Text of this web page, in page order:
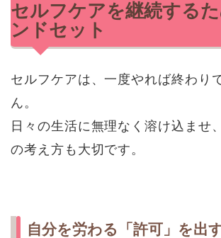
セルフケアを継続する
ンドセット
セルフケアは、一度やれば終わり
ん。
日々の生活に無理なく溶け込ませ
の考え方も大切です。
自分を労わる「許可」を出